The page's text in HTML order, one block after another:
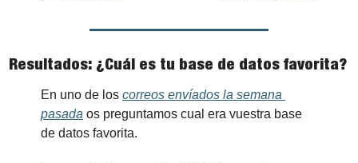
Resultados: ¿Cuál es tu base de datos favorita?
En uno de los correos envíados la semana
pasada os preguntamos cual era vuestra base
de datos favorita.